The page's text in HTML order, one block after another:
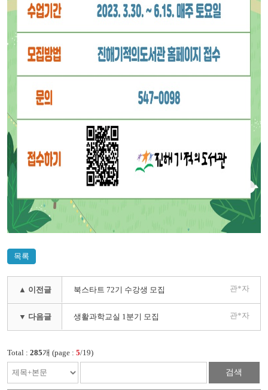
목록
▲ 이전글 북스타트 72기 수강생 모집 관*자
▼ 다음글 생활과학교실 1분기 모집 관*자
Total : 285개 (page : 5/19)
검색